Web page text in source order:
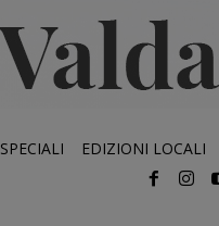
SPECIALI EDIZIONI LOCALI